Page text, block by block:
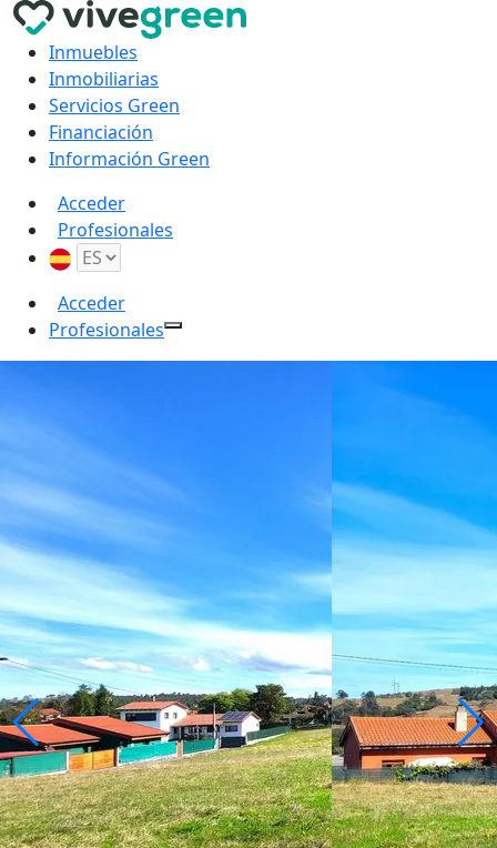
Inmuebles
Inmobiliarias
Servicios Green
Financiación
Información Green
Acceder
Profesionales
Acceder
Profesionales